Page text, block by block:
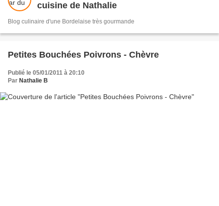
cuisine de Nathalie
Blog culinaire d'une Bordelaise très gourmande
Petites Bouchées Poivrons - Chèvre
Publié le 05/01/2011 à 20:10
Par Nathalie B